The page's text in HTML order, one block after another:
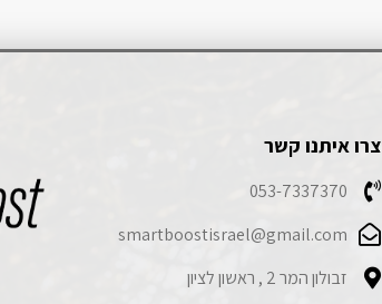
צרו איתנו קשר
053-7337370
smartboostisrael@gmail.com
זבולון המר 2 , ראשון לציון